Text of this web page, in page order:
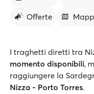
Offerte
I traghetti diretti tra
momento disponibili,
raggiungere la
Nizza - Porto Torres.